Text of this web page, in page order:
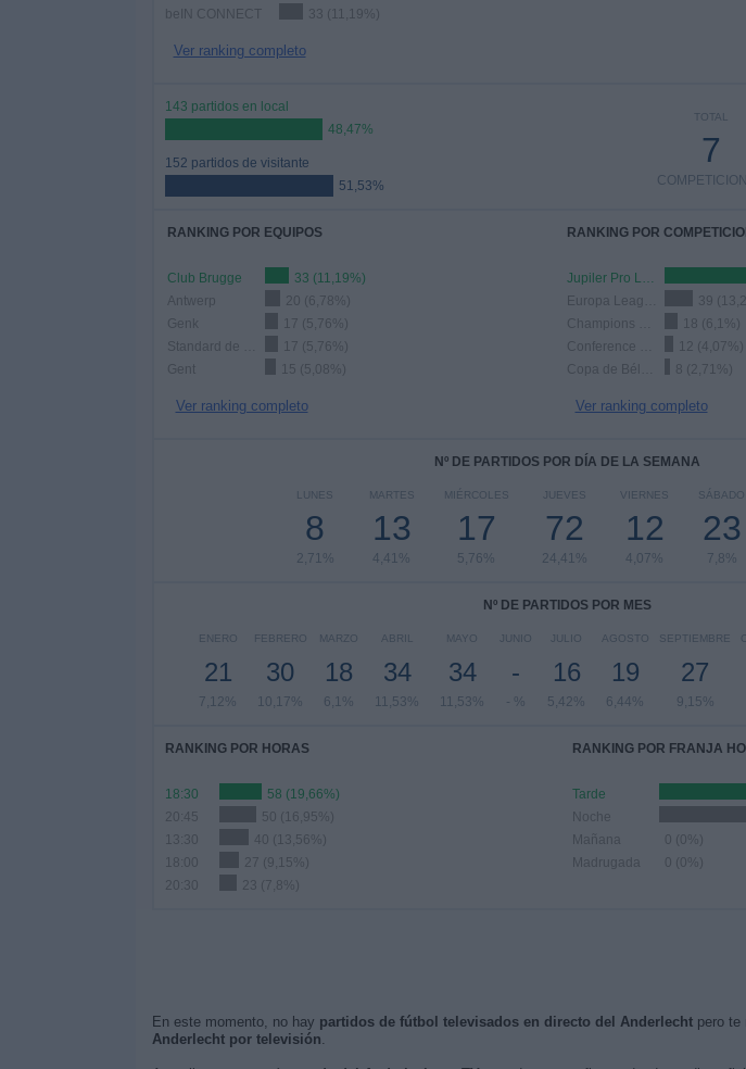
beIN CONNECT
33 (11,19%)
Ver ranking completo
143 partidos en local
48,47%
152 partidos de visitante
51,53%
TOTAL
7
RANKING POR EQUIPOS
Club Brugge
33 (11,19%)
Antwerp
20 (6,78%)
Genk
17 (5,76%)
17 (5,76%)
Gent
15 (5,08%)
Ver ranking completo
RANKING POR
Jupiler Pro League
39
18 (6,1%)
12 (4,07%)
8 (2,71%)
Ver ranking completo
Nº DE PARTIDOS POR DÍA DE LA SEMANA
LUNES
8
2,71%
MARTES
13
4,41%
MIÉRCOLES
17
5,76%
JUEVES
72
24,41%
VIERNES
12
4,07%
SÁBADO
23
7,8%
Nº DE PARTIDOS POR MES
ENERO
21
7,12%
FEBRERO
30
10,17%
MARZO
18
6,1%
ABRIL
34
11,53%
MAYO
34
11,53%
JUNIO
-
- %
JULIO
16
5,42%
AGOSTO
19
6,44%
SEPTIEMBRE
27
9,15%
RANKING POR HORAS
18:30
58 (19,66%)
20:45
50 (16,95%)
13:30
40 (13,56%)
18:00
27 (9,15%)
20:30
23 (7,8%)
RANKING POR FRANJA
Tarde
Noche
Mañana
0 (0%)
Madrugada
0 (0%)
En este momento, no hay partidos de fútbol televisados en directo del Anderlechtpero te
Anderlecht por televisión.